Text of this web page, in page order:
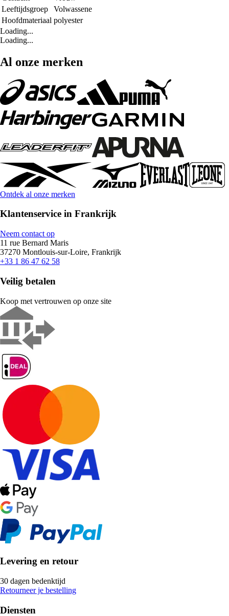
Leeftijdsgroep
Volwassene
Hoofdmateriaal polyester
Loading...
Loading...
Al onze merken
Ontdek al onze merken
Klantenservice in Frankrijk
Neem contact op
11 rue Bernard Maris
37270 Montlouis-sur-Loire, Frankrijk
+33 1 86 47 62 58
Veilig betalen
Koop met vertrouwen op onze site
Levering en retour
30 dagen bedenktijd
Retourneer je bestelling
Diensten